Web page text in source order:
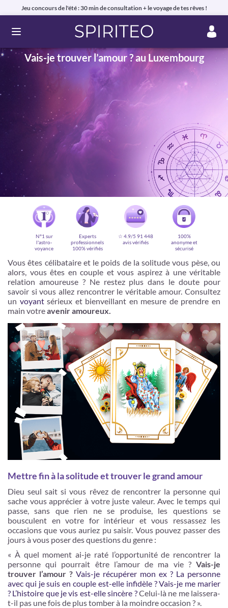
Jeu concours de l'été : 30 min de consultation + le voyage de tes rêves !
Ouvrir le menu
Vais-je trouver l’amour ? au Luxembourg
Voyance privée en ligne par téléphone, chat ou mail
99% de clients satisfaits, avis authentiques !
Je m'inscris
N°1 sur
l'astro-
voyance
Experts
professionnels
100% vérifiés
☆ 4.9/5 91 448
avis vérifiés
100%
anonyme et
sécurisé
Vous êtes célibataire et le poids de la solitude vous pèse, ou
alors, vous êtes en couple et vous aspirez à une véritable
relation amoureuse ? Ne restez plus dans le doute pour
savoir si vous allez rencontrer le véritable amour. Consultez
un voyantsérieux et bienveillant en mesure de prendre en
main votreavenir amoureux.
Mettre fin à la solitude et trouver le grand amour
Dieu seul sait si vous rêvez de rencontrer la personne qui
sache vous apprécier à votre juste valeur. Avec le temps qui
passe, sans que rien ne se produise, les questions se
bousculent en votre for intérieur et vous ressassez les
occasions que vous auriez pu saisir. Vous pouvez passer des
jours à vous poser des questions du genre :
« À quel moment ai-je raté l’opportunité de rencontrer la
personne qui pourrait être l’amour de ma vie ? Vais-je
trouver l’amour ? Vais-je récupérer mon ex ? La personne
avec qui je suis en couple est-elle infidèle ? Vais-je me marier
? L’histoire que je vis est-elle sincère ?Celui-là ne me laissera-
t-il pas une fois de plus tomber à la moindre occasion ? ».